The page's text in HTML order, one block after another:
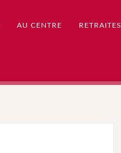
AU CENTRE RETRAITES